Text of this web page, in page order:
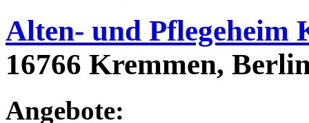
Alten- und Pflegeheim
16766 Kremmen,
Angebote: